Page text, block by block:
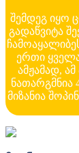
შემდეგ იყო
გადაწვიტა
ერთი
ამჟამად,
ნათარგმნია
მიზანია